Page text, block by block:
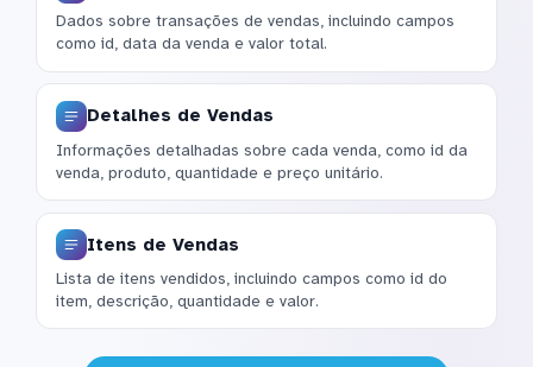
Dados sobre transações de vendas, incluindo campos
como id, data da venda e valor total.
Detalhes de Vendas
Informações detalhadas sobre cada venda, como id da
venda, produto, quantidade e preço unitário.
Itens de Vendas
Lista de itens vendidos, incluindo campos como id do
item, descrição, quantidade e valor.